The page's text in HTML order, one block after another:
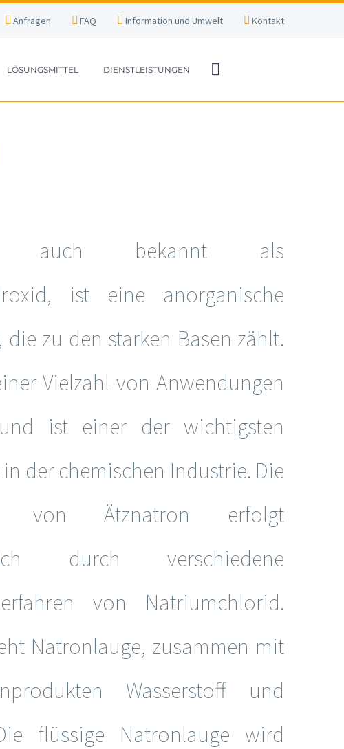
Anfragen FAQ Information und Umwelt Kontakt
LÖSUNGSMITTEL DIENSTLEISTUNGEN
auch bekannt als
ist eine anorganische
die zu den starken Basen zählt.
Vielzahl von Anwendungen
ist einer der wichtigsten
der chemischen Industrie. Die
von Ätznatron erfolgt
durch verschiedene
von Natriumchlorid.
Natronlauge, zusammen mit
Wasserstoff und
flüssige Natronlauge wird